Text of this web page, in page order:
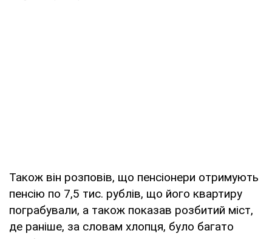
Також він розповів, що пенсіонери отримують
пенсію по 7,5 тис. рублів, що його квартиру
пограбували, а також показав розбитий міст,
де раніше, за словам хлопця, було багато